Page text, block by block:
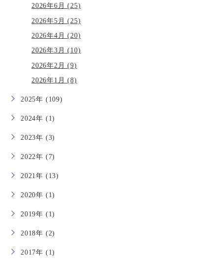
2026年6月 (25)
2026年5月 (25)
2026年4月 (20)
2026年3月 (10)
2026年2月 (9)
2026年1月 (8)
2025年 (109)
2024年 (1)
2023年 (3)
2022年 (7)
2021年 (13)
2020年 (1)
2019年 (1)
2018年 (2)
2017年 (1)